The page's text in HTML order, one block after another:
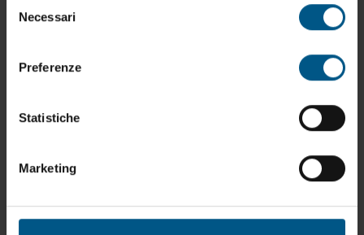
delNecessari
Preferenze
Statistiche
Marketing
PM.RI.31.02 - Porta rotoli
trasporto di tubi corrugati di grandi dimensioni.
DIMENSIONI SECONDO LE VS. NECESSITA’